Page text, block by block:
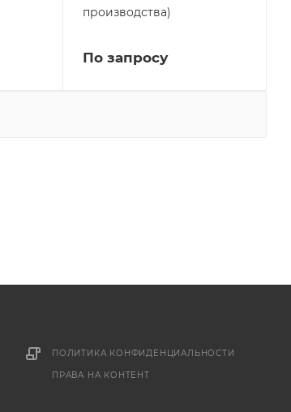
производства)
По запросу
ПОЛИТИКА КОНФИДЕНЦИАЛЬНОСТИ
ПРАВА НА КОНТЕНТ